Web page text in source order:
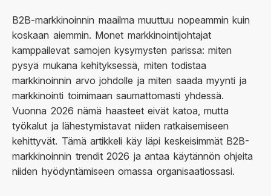
B2B-markkinoinnin maailma muuttuu nopeammin kuin
koskaan aiemmin. Monet markkinointijohtajat
kamppailevat samojen kysymysten parissa: miten
pysyä mukana kehityksessä, miten todistaa
markkinoinnin arvo johdolle ja miten saada myynti ja
markkinointi toimimaan saumattomasti yhdessä.
Vuonna 2026 nämä haasteet eivät katoa, mutta
työkalut ja lähestymistavat niiden ratkaisemiseen
kehittyvät. Tämä artikkeli käy läpi keskeisimmät B2B-
markkinoinnin trendit 2026 ja antaa käytännön ohjeita
niiden hyödyntämiseen omassa organisaatiossasi.